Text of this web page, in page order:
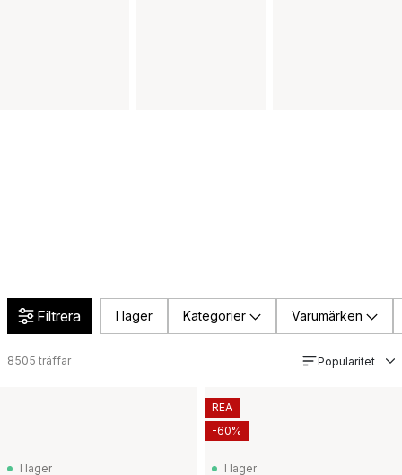
Filtrera I lager Kategorier Varumärken
8505 träffar Popularitet
I lager I lager
REA
-60%